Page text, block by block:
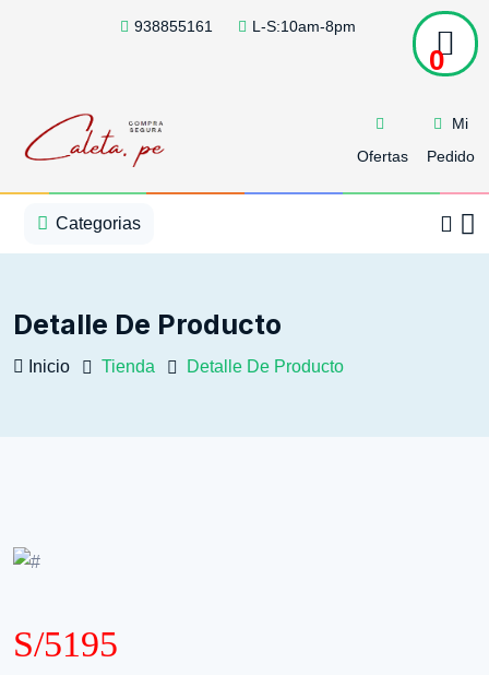
938855161 L-S:10am-8pm
Ofertas
Mi
Pedido
0
Categorias
Detalle De Producto
Inicio Tienda Detalle De Producto
S/5195